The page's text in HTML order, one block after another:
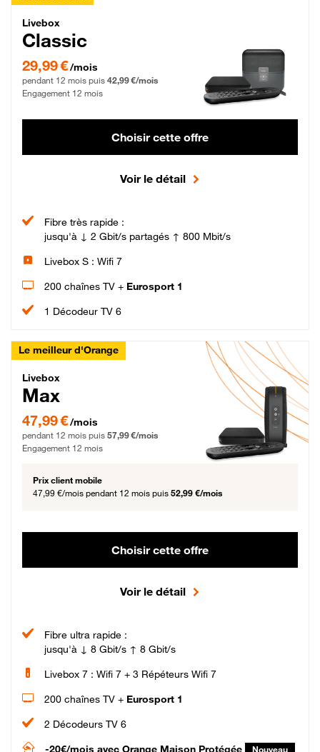
Livebox Classic Fibre
Livebox
Classic
29,99 € par mois pendant 12 mois puis 42,99 € par mois, Engagement 12 mois
29,99 €/mois
pendant 12 mois puis 42,99 €/mois
Engagement 12 mois
Choisir cette offre
Voir le détail
Fibre très rapide :
jusqu'à ↓ 2 Gbit/s partagés ↑ 800 Mbit/s
Livebox S : Wifi 7
200 chaînes TV + Eurosport 1
1 Décodeur TV 6
Le meilleur d'Orange
Livebox Max Fibre
Livebox
Max
47,99 € par mois pendant 12 mois puis 57,99 € par mois, Engagement 12 mois
47,99 €/mois
pendant 12 mois puis 57,99 €/mois
Engagement 12 mois
Prix client mobile
47,99 €/mois pendant 12 mois puis 52,99 €/mois
Choisir cette offre
Voir le détail
Fibre ultra rapide :
jusqu'à ↓ 8 Gbit/s ↑ 8 Gbit/s
Livebox 7 : Wifi 7 + 3 Répéteurs Wifi 7
200 chaînes TV + Eurosport 1
2 Décodeurs TV 6
-20€/mois avec Orange Maison Protégée Nouveau